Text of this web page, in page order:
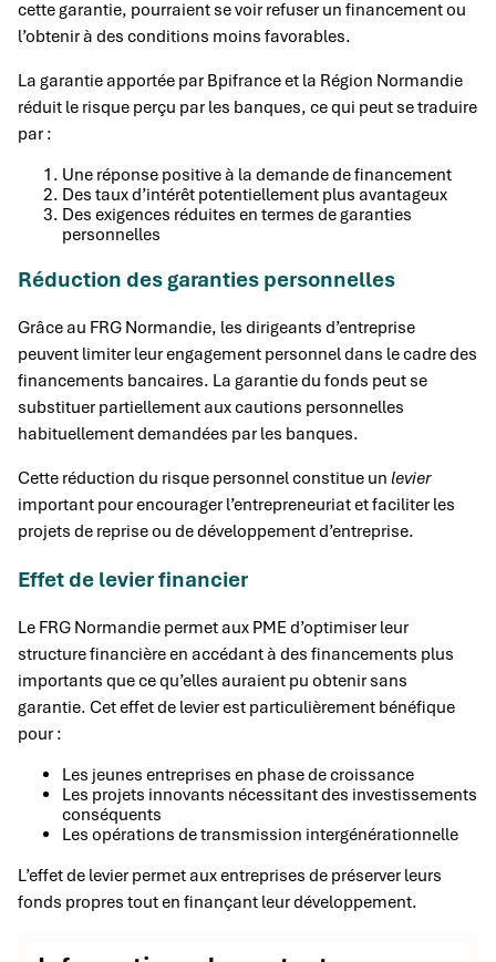
cette garantie, pourraient se voir refuser un financement ou
l’obtenir à des conditions moins favorables.
La garantie apportée par Bpifrance et la Région Normandie
réduit le risque perçu par les banques, ce qui peut se traduire
par :
Une réponse positive à la demande de financement
Des taux d’intérêt potentiellement plus avantageux
Des exigences réduites en termes de garanties
personnelles
Réduction des garanties personnelles
Grâce au FRG Normandie, les dirigeants d’entreprise
peuvent limiter leur engagement personnel dans le cadre des
financements bancaires. La garantie du fonds peut se
substituer partiellement aux cautions personnelles
habituellement demandées par les banques.
Cette réduction du risque personnel constitue un levier
important pour encourager l’entrepreneuriat et faciliter les
projets de reprise ou de développement d’entreprise.
Effet de levier financier
Le FRG Normandie permet aux PME d’optimiser leur
structure financière en accédant à des financements plus
importants que ce qu’elles auraient pu obtenir sans
garantie. Cet effet de levier est particulièrement bénéfique
pour :
Les jeunes entreprises en phase de croissance
Les projets innovants nécessitant des investissements
conséquents
Les opérations de transmission intergénérationnelle
L’effet de levier permet aux entreprises de préserver leurs
fonds propres tout en finançant leur développement.